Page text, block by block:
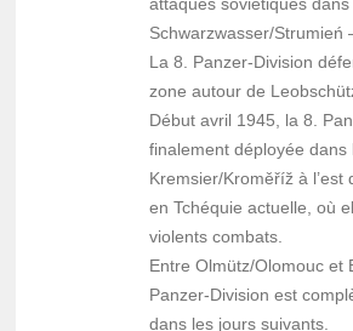
attaques soviétiques
Schwarzwasser/Strumień
La 8. Panzer-Division
zone autour de
Début avril 1945, la 8.
finalement déployée dans
Kremsier/Kroměříž à l’est
en Tchéquie actuelle, où
violents combats.
Entre Olmütz/Olomouc et
Panzer-Division est
dans les jours suivants.